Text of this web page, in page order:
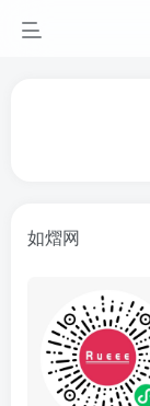
如熠网